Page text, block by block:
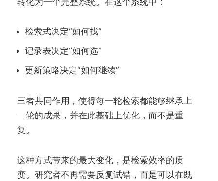
检索式决定“如何找”
记录表决定“如何选”
更新策略决定“如何继续”
三者共同作用，使得每一轮检索都能够继承上
一轮的成果，并在此基础上优化，而不是重
复。
这种方式带来的最大变化，是检索效率的质
变。研究者不再需要反复试错，而是可以在既